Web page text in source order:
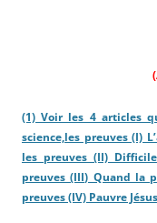
M.B.,
(1) Voir les 4 articles
science,les preuves (I)
les preuves (II)
preuves (III) Quand la
preuves (IV) Pauvre